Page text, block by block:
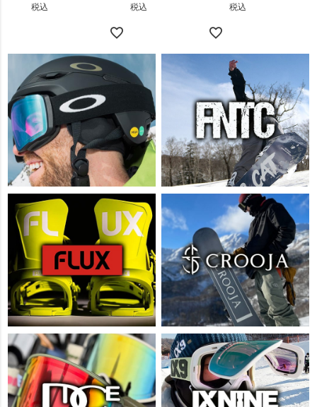
税込 税込 税込